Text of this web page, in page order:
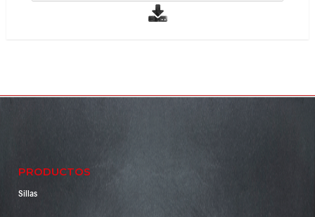
PRODUCTOS
Sillas